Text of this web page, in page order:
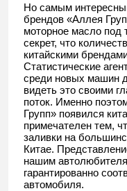
Но самым
брендов «Аллея
моторное масло под
секрет, что
китайскими
Статистические
среди новых машин
видеть это своими
поток. Именно
Групп» появился
примечателен тем,
заливки на
Китае.
нашим
гарантированно
автомобиля.